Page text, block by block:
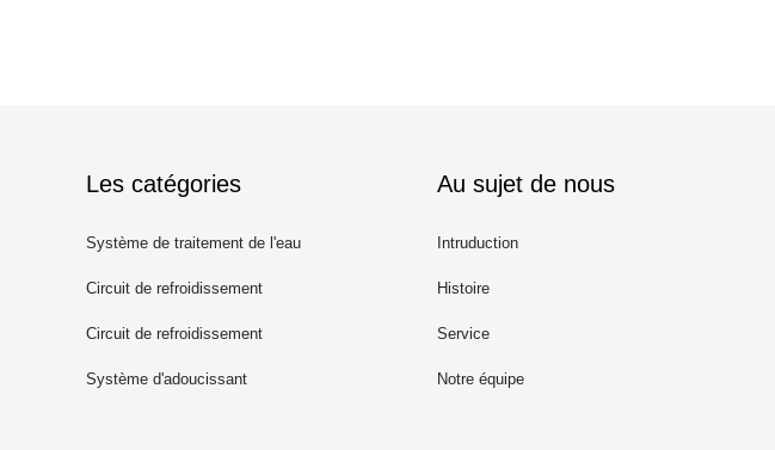
Les catégories
Système de traitement de l'eau
de RO
Circuit de refroidissement
saumâtre
Circuit de refroidissement
Ultrapure
Système d'adoucissant
Au sujet de nous
Intruduction
Histoire
Service
Notre équipe